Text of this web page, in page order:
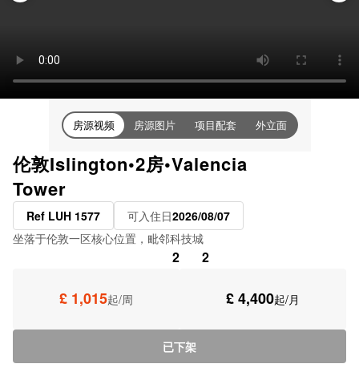
房源视频 房源图片 项目配套 外立面
伦敦Islington•2房•Valencia
Tower
Ref LUH 1577 可入住日2026/08/07
坐落于伦敦一区核心位置，毗邻科技城
2 2
£ 1,015起/周 £ 4,400起/月
已下架